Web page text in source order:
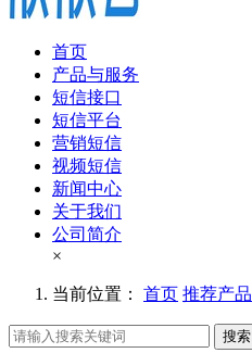
首页
产品与服务
短信接口
短信平台
营销短信
视频短信
新闻中心
关于我们
公司简介
×
当前位置： 首页 推荐产品
搜索